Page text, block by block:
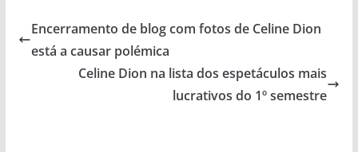
Encerramento de blog com fotos de Celine Dion
está a causar polémica
Celine Dion na lista dos espetáculos mais
lucrativos do 1º semestre